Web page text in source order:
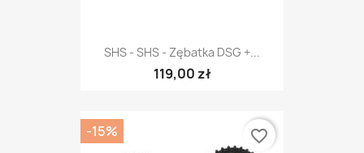
SHS - SHS - Zębatka DSG +...
119,00 zł
-15% favorite_border